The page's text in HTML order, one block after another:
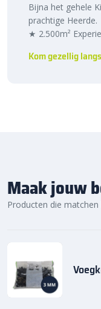
Bijna het gehele
prachtige Heerde.
★ 2.500m²
Kom gezellig
Maak jouw
Producten die